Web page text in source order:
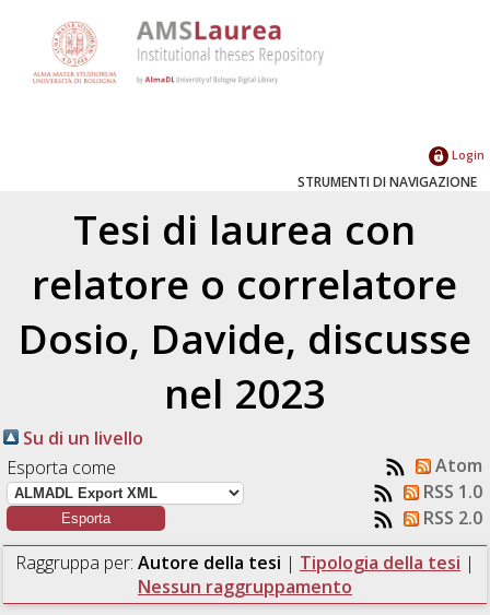
Login
STRUMENTI DI NAVIGAZIONE
Tesi di laurea con
relatore o correlatore
Dosio, Davide, discusse
nel 2023
Su di un livello
Esporta come
Atom
RSS 1.0
RSS 2.0
Raggruppa per: Autore della tesi | Tipologia della tesi |
Nessun raggruppamento